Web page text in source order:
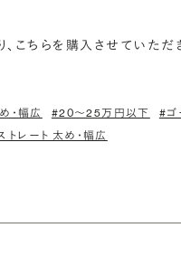
こちらを購入させていた
・幅広 #20〜25万円以下
#ゴ
トレート 太め・幅広